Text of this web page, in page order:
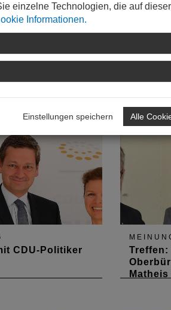
CDU-Politiker
Treffen:
Matheis
einzelne Technologien, die auf
Informationen.
Einstellungen speichern Alle